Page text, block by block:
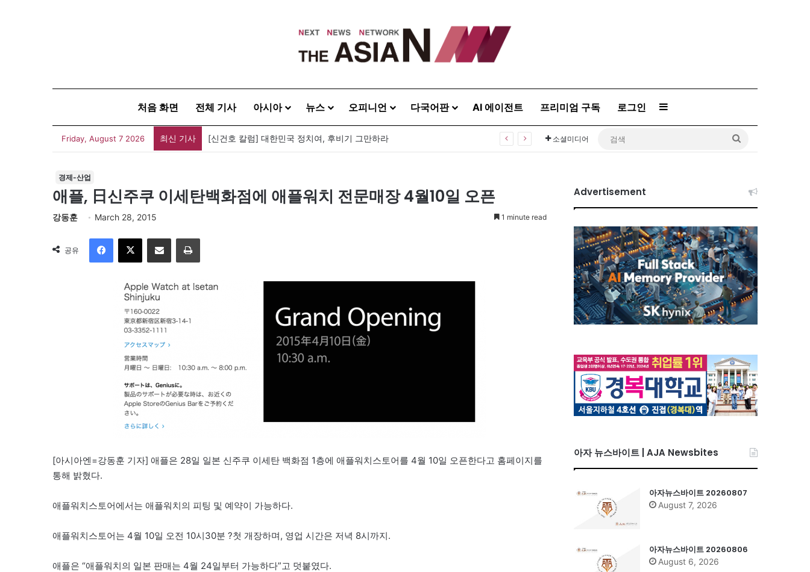
처음 화면 전체 기사 아시아 뉴스 오피니언 다국어판 AI 에이전트 프리미엄 구독 로그인 Sidebar
Friday, August 7 2026 최신 기사 [신건호 칼럼] 대한민국 정치여, 후비기 그만하라 소셜미디어
경제-산업
애플, 日신주쿠 이세탄백화점에 애플워치 전문매장 4월10일 오픈
강동훈 March 28, 2015 1 minute read
공유
이메일
[아시아엔=강동훈 기자] 애플은 28일 일본 신주쿠 이세탄 백화점 1층에 애플워치스토어를 4월 10일 오픈한다고 홈페이지를
통해 밝혔다.
애플워치스토어에서는 애플워치의 피팅 및 예약이 가능하다.
애플워치스토어는 4월 10일 오전 10시30분 ?첫 개장하며, 영업 시간은 저녁 8시까지.
애플은 “애플워치의 일본 판매는 4월 24일부터 가능하다”고 덧붙였다.
Advertisement
아자 뉴스바이트 | AJA Newsbites
아자뉴스바이트 20260807
August 7, 2026
아자뉴스바이트 20260806
August 6, 2026